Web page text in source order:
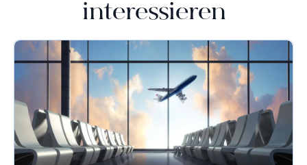
interessieren